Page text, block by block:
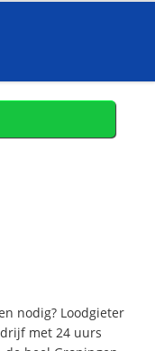
nodig? Loodgieter
met 24 uurs